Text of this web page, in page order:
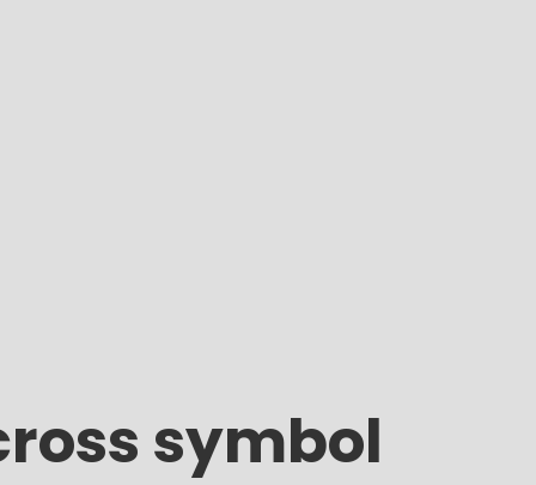
symbol